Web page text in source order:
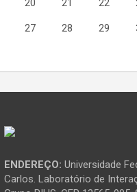
20 21 22
27 28 29
ENDEREÇO: Universidade
Carlos. Laboratório de